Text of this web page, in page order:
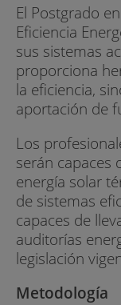
El Postgrado
Eficiencia
sus sistemas
proporciona
la eficiencia,
aportación de
Los
serán capaces
energía solar
de sistemas
capaces de
auditorías
legislación
Metodología